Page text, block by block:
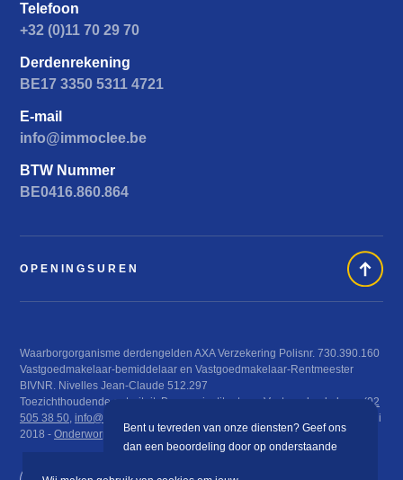
Telefoon
+32 (0)11 70 29 70
Derdenrekening
BE17 3350 5311 4721
E-mail
info@immoclee.be
BTW Nummer
BE0416.860.864
OPENINGSUREN
Waarborgorganisme derdengelden AXA Verzekering Polisnr. 730.390.160
Vastgoedmakelaar-bemiddelaar en Vastgoedmakelaar-Rentmeester
BIVNR. Nivelles Jean-Claude 512.297
Toezichthoudende autoriteit: Beroepsinstituut van Vastgoedmakelaars (02
505 38 50, info@biv.be
), Luxemburgstraat 16 B te 1000 Brussel KB 29 juni
2018 - Onderworpen aan de deontologische code van het BIV
Bent u tevreden van onze diensten? Geef ons
dan een beoordeling door op onderstaande